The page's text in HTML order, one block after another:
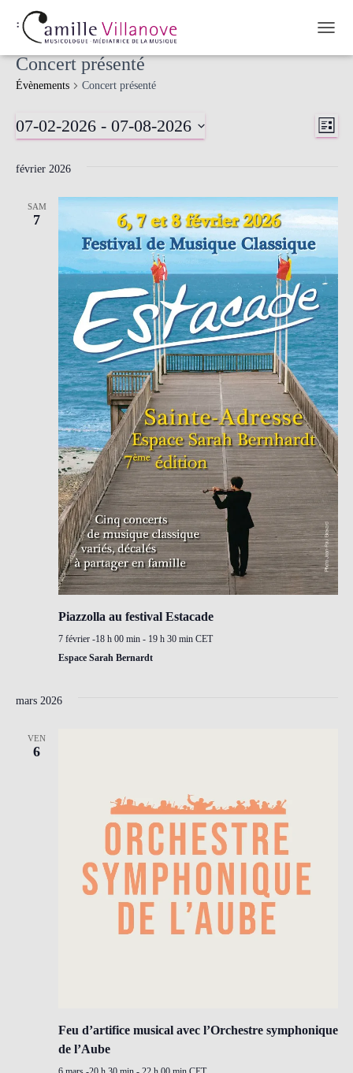
Concert présenté
Évènements Concert présenté
LISTE
07-02-2026 - 07-08-2026
date.
février 2026
SAM
7
Piazzolla au festival Estacade
7 février -18 h 00 min- 19 h 30 min CET
Espace Sarah Bernardt
mars 2026
VEN
6
Feu d’artifice musical avec l’Orchestre symphonique
de l’Aube